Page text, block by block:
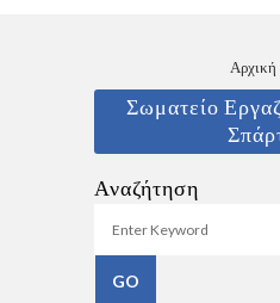
Αρχική
Σωματείο
Αναζήτηση